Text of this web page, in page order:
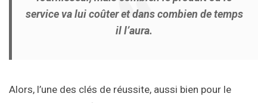
service va lui coûter et dans combien de temps
il l’aura.
Alors, l’une des clés de réussite, aussi bien pour le